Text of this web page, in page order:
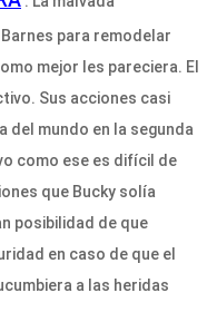
para remodelar
mejor les pareciera. El
Sus acciones casi
del mundo en la segunda
como ese es difícil de
que Bucky solía
posibilidad de que
en caso de que el
a las heridas